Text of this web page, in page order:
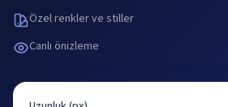
Özel renkler ve stiller
Canlı önizleme